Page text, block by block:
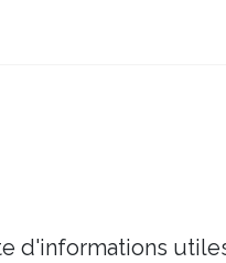
d'informations